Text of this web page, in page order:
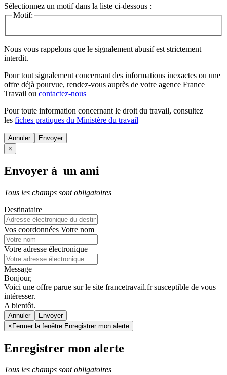
Sélectionnez un motif dans la liste ci-dessous :
Motif:
Nous vous rappelons que le signalement abusif est strictement
interdit.
Pour tout signalement concernant des informations inexactes ou une
offre déjà pourvue, rendez-vous auprès de votre agence France
Travail ou contactez-nous
Pour toute information concernant le droit du travail, consultez
les fiches pratiques du Ministère du travail
Annuler
×
Envoyer à un ami
Tous les champs sont obligatoires
Destinataire
Vos coordonnées Votre nom
Votre adresse électronique
Message
Bonjour,
Voici une offre parue sur le site francetravail.fr susceptible de vous
intéresser.
A bientôt.
Annuler
× Fermer la fenêtre Enregistrer mon alerte
Enregistrer mon alerte
Tous les champs sont obligatoires